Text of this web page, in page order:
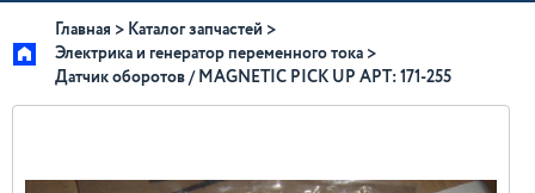
Главная
Каталог запчастей
Электрика и генератор переменного тока
Датчик оборотов / MAGNETIC PICK UP АРТ: 171-255